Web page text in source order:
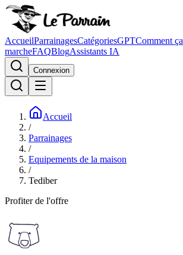
AccueilParrainagesCatégoriesGPTComment ça
marcheFAQBlogAssistants IA
Connexion
Accueil
/
Parrainages
/
Equipements de la maison
/
Tediber
Profiter de l'offre